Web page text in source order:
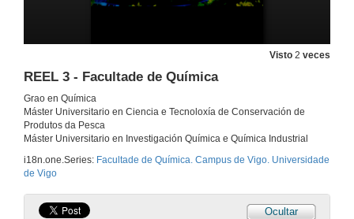
Visto 2 veces
REEL 3 - Facultade de Química
Grao en Química
Máster Universitario en Ciencia e Tecnoloxía de Conservación de
Produtos da Pesca
Máster Universitario en Investigación Química e Química Industrial
i18n.one.Series: Facultade de Química. Campus de Vigo. Universidade
de Vigo
Ocultar
21 de feb. de 2026
22 de feb. de 2026
Degree in Chemistry. Vigo Campus. University of Vigo